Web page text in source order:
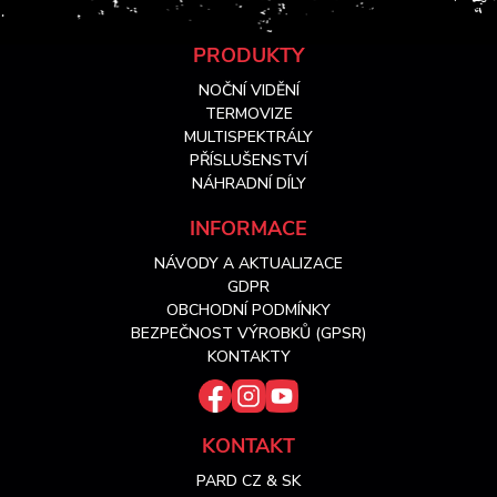
PRODUKTY
NOČNÍ VIDĚNÍ
TERMOVIZE
MULTISPEKTRÁLY
PŘÍSLUŠENSTVÍ
NÁHRADNÍ DÍLY
INFORMACE
NÁVODY A AKTUALIZACE
GDPR
OBCHODNÍ PODMÍNKY
BEZPEČNOST VÝROBKŮ (GPSR)
KONTAKTY
KONTAKT
PARD CZ & SK